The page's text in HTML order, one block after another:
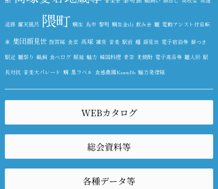
道路 露天風呂 隈町 鯛生 鳥市 黎明 鯛生金山 飲み会 雛 電動アシスト付自転
車 集団顔見世 鼓笛隊 食堂 高塚 雑貨 音楽 駅前 麺 顔見世 電子宿泊券 餅つき
駅近 雛祭り 鵜飼 食べログ 順延 魅力 韓国料理 青空 麦焼酎 電子商品券 雛人形 駅
長対抗 音楽大パレード 鯛 黒ラベル 食感農園KazetoNe 魅力発信隊
WEBカタログ
総会資料等
各種データ等